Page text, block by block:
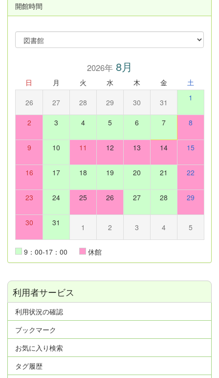
開館時間
2026年8月
日 月 火 水 木 金 土
26 27 28 29 30 31 1
2 3 4 5 6 7 8
9 10 11 12 13 14 15
16 17 18 19 20 21 22
23 24 25 26 27 28 29
30 31 1 2 3 4 5
9：00-17：00 休館
利用者サービス
利用状況の確認
ブックマーク
お気に入り検索
タグ履歴